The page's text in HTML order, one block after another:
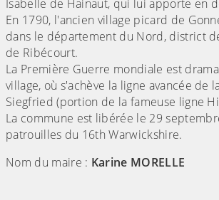
Isabelle de Hainaut, qui lui apporte en
En 1790, l'ancien village picard de
dans le département du Nord, district
de Ribécourt.
La Première Guerre mondiale est
village, où s'achève la ligne avancée de
Siegfried (portion de la fameuse ligne
La commune est libérée le 29
patrouilles du 16th Warwickshire.
Nom du maire : Karine MORELLE